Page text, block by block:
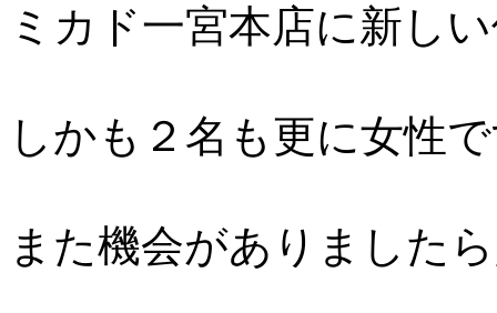
ミカド一宮本店に新し
しかも２名も更に女性
また機会がありました